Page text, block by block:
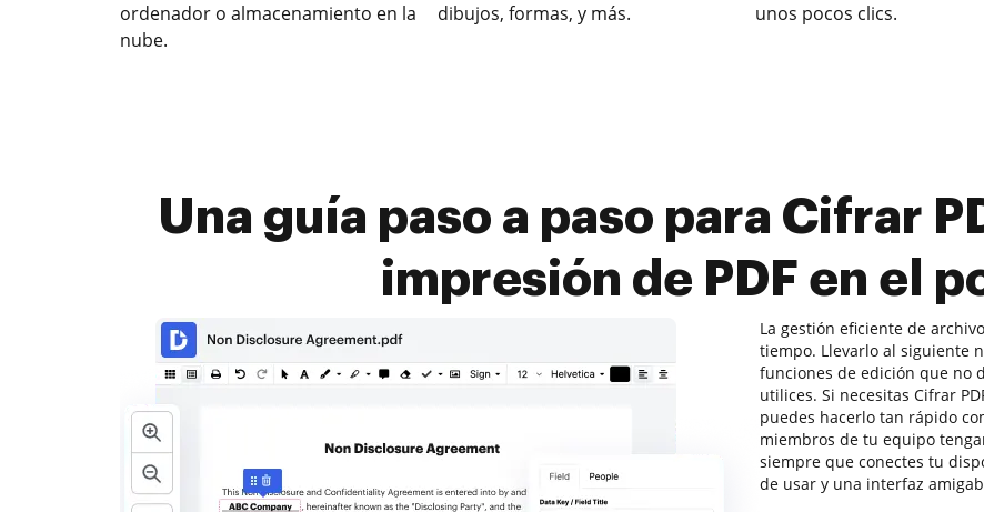
ordenador o almacenamiento en la
nube.
dibujos, formas, y más.
unos pocos clics.
Una guía paso a paso para Cifrar
impresión de PDF en el
La gestión eficiente de
tiempo. Llevarlo al siguiente
funciones de edición que no
utilices. Si necesitas Cifrar
puedes hacerlo tan rápido
miembros de tu equipo
siempre que conectes tu
de usar y una interfaz